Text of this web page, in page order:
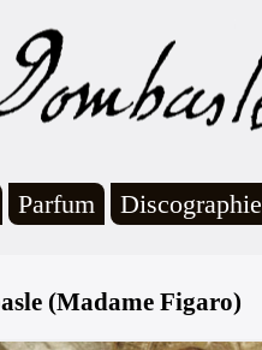
Parfum Discographie
(Madame Figaro)